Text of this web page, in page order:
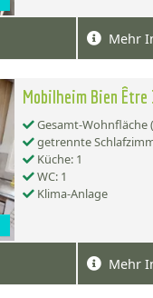
Mehr
Mobilheim Bien
Gesamt-Wohnfläche
getrennte
Küche: 1
WC: 1
Klima-Anlage
Mehr